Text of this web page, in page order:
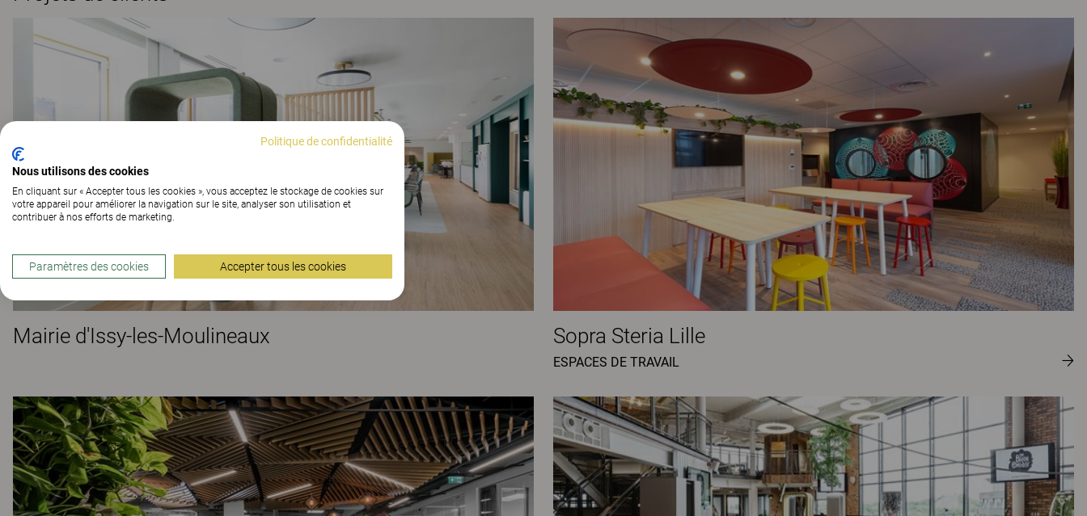
Mairie d'Issy-les-Moulineaux Sopra Steria Lille
ESPACES DE TRAVAIL
Politique de confidentialité
Nous utilisons des cookies
En cliquant sur « Accepter tous les cookies », vous acceptez le stockage de cookies sur
votre appareil pour améliorer la navigation sur le site, analyser son utilisation et
contribuer à nos efforts de marketing.
Paramètres des cookies Accepter tous les cookies